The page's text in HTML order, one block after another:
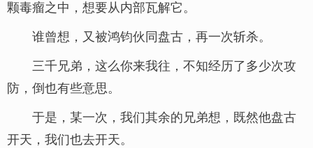
颗毒瘤之中，想要从内部瓦解它。
谁曾想，又被鸿钧伙同盘古，再一次斩杀。
三千兄弟，这么你来我往，不知经历了多少次攻
防，倒也有些意思。
于是，某一次，我们其余的兄弟想，既然他盘古
开天，我们也去开天。